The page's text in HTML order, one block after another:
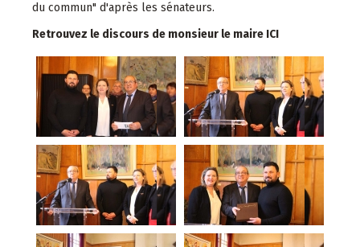
du commun" d'après les sénateurs.
Retrouvez le discours de monsieur le maire ICI